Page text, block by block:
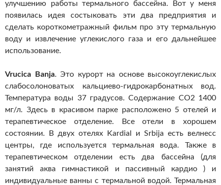
улучшению работы термального бассейна. Вот у меня
появилась идея состыковать эти два предприятия и
сделать короткометражный фильм про эту термальную
воду и извлечение углекислого газа и его дальнейшее
использование.
Vrucica Banja. Это курорт на основе высокоуглекислых
слабосолоноватых кальциево-гидрокарбонатных вод.
Температура воды 37 градусов. Содержание СО2 1400
мг/л. Здесь в красивом парке расположено 5 отелей и
терапевтическое отделение. Все отели в хорошем
состоянии. В двух отелях Kardial и Srbija есть велнесс
центры, где используется термальная вода. Также в
терапевтическом отделении есть два бассейна (для
занятий аква гимнастикой и пассивный кардио ) и
индивидуальные ванны с термальной водой. Термальная